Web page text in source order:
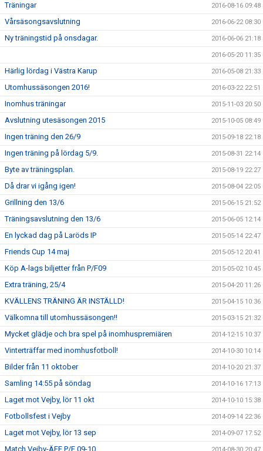
Träningar 2016-08-16 09:48
Vårsäsongsavslutning 2016-06-22 08:30
Ny träningstid på onsdagar. 2016-06-06 21:18
2016-05-20 11:35
Härlig lördag i Västra Karup 2016-05-08 21:33
Utomhussäsongen 2016! 2016-03-22 22:51
Inomhus träningar 2015-11-03 20:50
Avslutning utesäsongen 2015 2015-10-05 08:49
Ingen träning den 26/9 2015-09-18 22:18
Ingen träning på lördag 5/9. 2015-08-31 22:14
Byte av träningsplan. 2015-08-19 22:27
Då drar vi igång igen! 2015-08-04 22:05
Grillning den 13/6 2015-06-15 21:52
Träningsavslutning den 13/6 2015-06-05 12:14
En lyckad dag på Laröds IP 2015-05-14 22:47
Friends Cup 14 maj 2015-05-12 20:41
Köp A-lags biljetter från P/F09 2015-05-02 10:45
Extra träning, 25/4 2015-04-20 11:26
KVÄLLENS TRÄNING ÄR INSTÄLLD! 2015-04-15 10:36
Välkomna till utomhussäsongen!! 2015-03-15 21:32
Mycket glädje och bra spel på inomhuspremiären 2014-12-15 10:37
Vinterträffar med inomhusfotboll! 2014-10-30 10:14
Bilder från 11 oktober 2014-10-20 21:37
Samling 14:55 på söndag 2014-10-16 17:13
Laget mot Vejby, lör 11 okt 2014-10-10 15:38
Fotbollsfest i Vejby 2014-09-14 22:36
Laget mot Vejby, lör 13 sep 2014-09-07 17:52
Match Vejby-ÄFF P/F 09-10